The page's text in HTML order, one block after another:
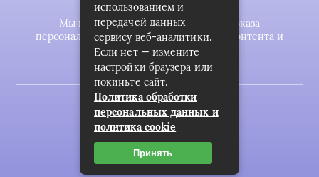
Мы используем файлы cookie для показа
персонализированной рекламы и/или контента и
анализа нашего трафика.
2023 © zookomplekt.ru
Карта сайта
Пользовательское соглашение
использованием и
передачей данных
сервису веб-аналитики.
Если нет — измените
настройки браузера или
покиньте сайт.
Политика обработки
персональных данных и
политика cookie
Принять